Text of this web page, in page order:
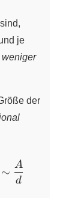
je
weniger
der
∼
d
A